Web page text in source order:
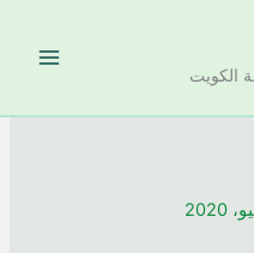
الكويت